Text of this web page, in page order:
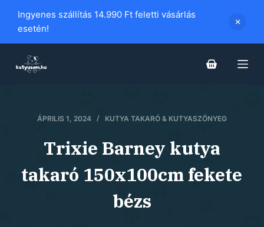
i
Ingyenes szállítás 14.990 Ft feletti vásárlás
esetén!
ÁPRILIS 1, 2024 KUTYA TAKARÓ & KUTYASZŐNYEG
Trixie Barney kutya
takaró 150x100cm fekete
bézs